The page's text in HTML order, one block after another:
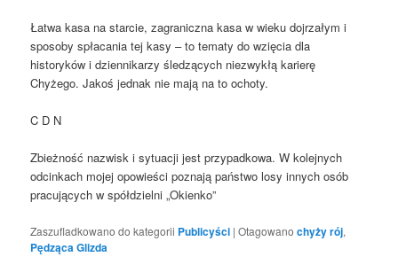
Łatwa kasa na starcie, zagraniczna kasa w wieku dojrzałym i
sposoby spłacania tej kasy – to tematy do wzięcia dla
historyków i dziennikarzy śledzących niezwykłą karierę
Chyżego. Jakoś jednak nie mają na to ochoty.
C D N
Zbieżność nazwisk i sytuacji jest przypadkowa. W kolejnych
odcinkach mojej opowieści poznają państwo losy innych osób
pracujących w spółdzielni „Okienko”
Zaszufladkowano do kategorii Publicyści |Otagowano chyży rój,
Pędząca Glizda